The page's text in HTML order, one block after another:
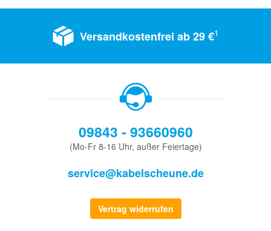
Versandkostenfrei ab 29 €1
09843 - 93660960
(Mo-Fr 8-16 Uhr, außer Feiertage)
service@kabelscheune.de
Vertrag widerrufen